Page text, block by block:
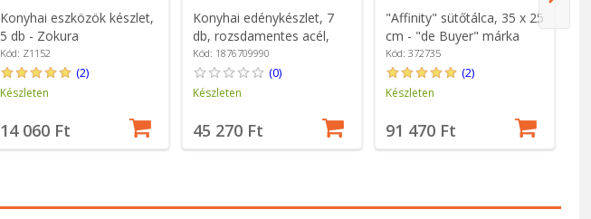
Konyhai eszközök készlet,
5 db - Zokura
Kód: Z1152
(2)
Készleten
14 060 Ft
Konyhai edénykészlet, 7
db, rozsdamentes acél,
"Profi Plus" - WMF
Kód: 1876709990
(0)
Készleten
45 270 Ft
"Affinity" sütőtálca, 35 x 25
cm - "de Buyer" márka
Kód: 372735
(2)
Készleten
91 470 Ft